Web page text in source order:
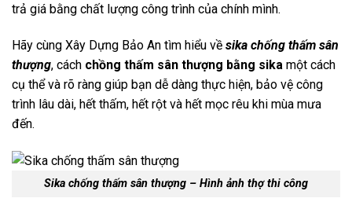
trả giá bằng chất lượng công trình của chính mình.
Hãy cùng Xây Dựng Bảo An tìm hiểu về sika chống thấm sân
thượng, cách chồng thấm sân thượng bằng sika một cách
cụ thể và rõ ràng giúp bạn dễ dàng thực hiện, bảo vệ công
trình lâu dài, hết thấm, hết rột và hết mọc rêu khi mùa mưa
đến.
Sika chống thấm sân thượng – Hình ảnh thợ thi công